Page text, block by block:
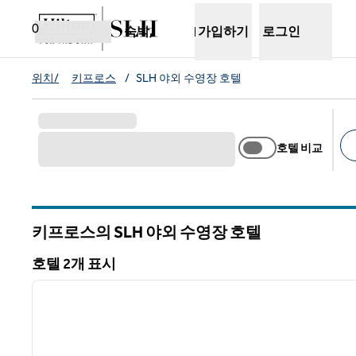
0
숙박, 가입하기 로그인
위치/ 키프로스 / SLH 야외 수영장 호텔
호텔 비교
키프로스의 SLH 야외 수영장 호텔
호텔 2개 표시
호텔 2개 표시
1/8